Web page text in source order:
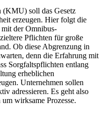
(KMU) soll das Gesetz
erzeugen. Hier folgt die
der Omnibus-
Pflichten für große
Ob diese Abgrenzung in
denn die Erfahrung mit
Sorgfaltspflichten entlang
erheblichen
Unternehmen sollen
adressieren. Es geht also
wirksame Prozesse.